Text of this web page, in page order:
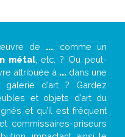
de ..., comme un
métal, etc. ? Ou peut-
attribuée à ... dans une
d’art ? Gardez
et objets d’art du
et qu’il est fréquent
commissaires-priseurs